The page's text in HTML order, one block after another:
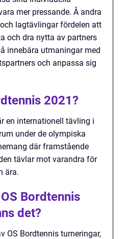
mer pressande. Å andra
lagtävlingar fördelen att
och dra nytta av partners
innebära utmaningar med
och anpassa sig
2021?
en internationell tävling i
under de olympiska
där framstående
tävlar mot varandra för
ära.
Bordtennis
det?
OS Bordtennis turneringar,